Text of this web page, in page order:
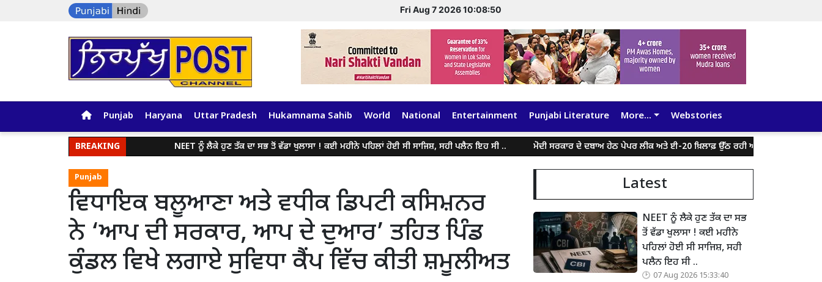
Fri Aug 7 2026 10:08:50
Punjab Haryana Uttar Pradesh Hukamnama Sahib World National Entertainment Punjabi Literature More... Webstories
BREAKING NEET ਨੂੰ ਲੈਕੇ ਹੁਣ ਤੱਕ ਦਾ ਸਭ ਤੋਂ ਵੱਡਾ ਖੁਲਾਸਾ ! ਕਈ ਮਹੀਨੇ ਪਹਿਲਾਂ ਹੋਈ ਸੀ ਸਾਜਿਸ਼, ਸਹੀ ਪਲੈਨ ਇਹ ਸੀ .. ਮੋਦੀ ਸਰਕਾਰ ਦੇ ਦਬਾਅ ਹੇਠ ਪੇਪਰ ਲੀਕ ਅਤੇ ਈ-20 ਖ਼ਿਲਾਫ਼ ਉੱਠ ਰਹੀ ਆਵਾਜ਼ ਨੂੰ ਦਬਾ ਰਿਹਾ ਮੇਟਾ-
Punjab
ਵਿਧਾਇਕ ਬਲੂਆਣਾ ਅਤੇ ਵਧੀਕ ਡਿਪਟੀ ਕਸਿਮ਼ਨਰ
ਨੇ ‘ਆਪ ਦੀ ਸਰਕਾਰ, ਆਪ ਦੇ ਦੁਆਰ’ ਤਹਿਤ ਪਿੰਡ
ਕੁੰਡਲ ਵਿਖੇ ਲਗਾਏ ਸੁਵਿਧਾ ਕੈਂਪ ਵਿੱਚ ਕੀਤੀ ਸ਼ਮੂਲੀਅਤ
Latest
NEET ਨੂੰ ਲੈਕੇ ਹੁਣ ਤੱਕ ਦਾ ਸਭ
ਤੋਂ ਵੱਡਾ ਖੁਲਾਸਾ ! ਕਈ ਮਹੀਨੇ
ਪਹਿਲਾਂ ਹੋਈ ਸੀ ਸਾਜਿਸ਼, ਸਹੀ
ਪਲੈਨ ਇਹ ਸੀ ..
07 Aug 2026 15:33:40